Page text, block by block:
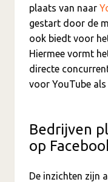
plaats van naar
gestart door de
ook biedt voor
Hiermee vormt
directe
voor YouTube
Bedrijven
op
De inzichten zijn